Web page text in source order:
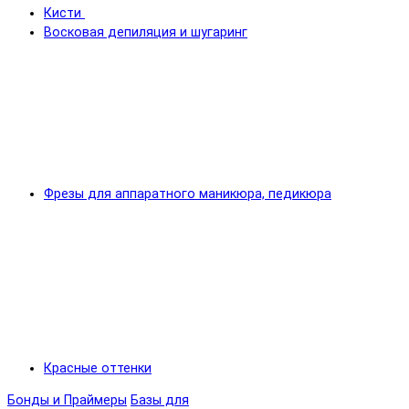
Кисти
Восковая депиляция и шугаринг
Фрезы для аппаратного маникюра, педикюра
Красные оттенки
Бонды и Праймеры Базы для